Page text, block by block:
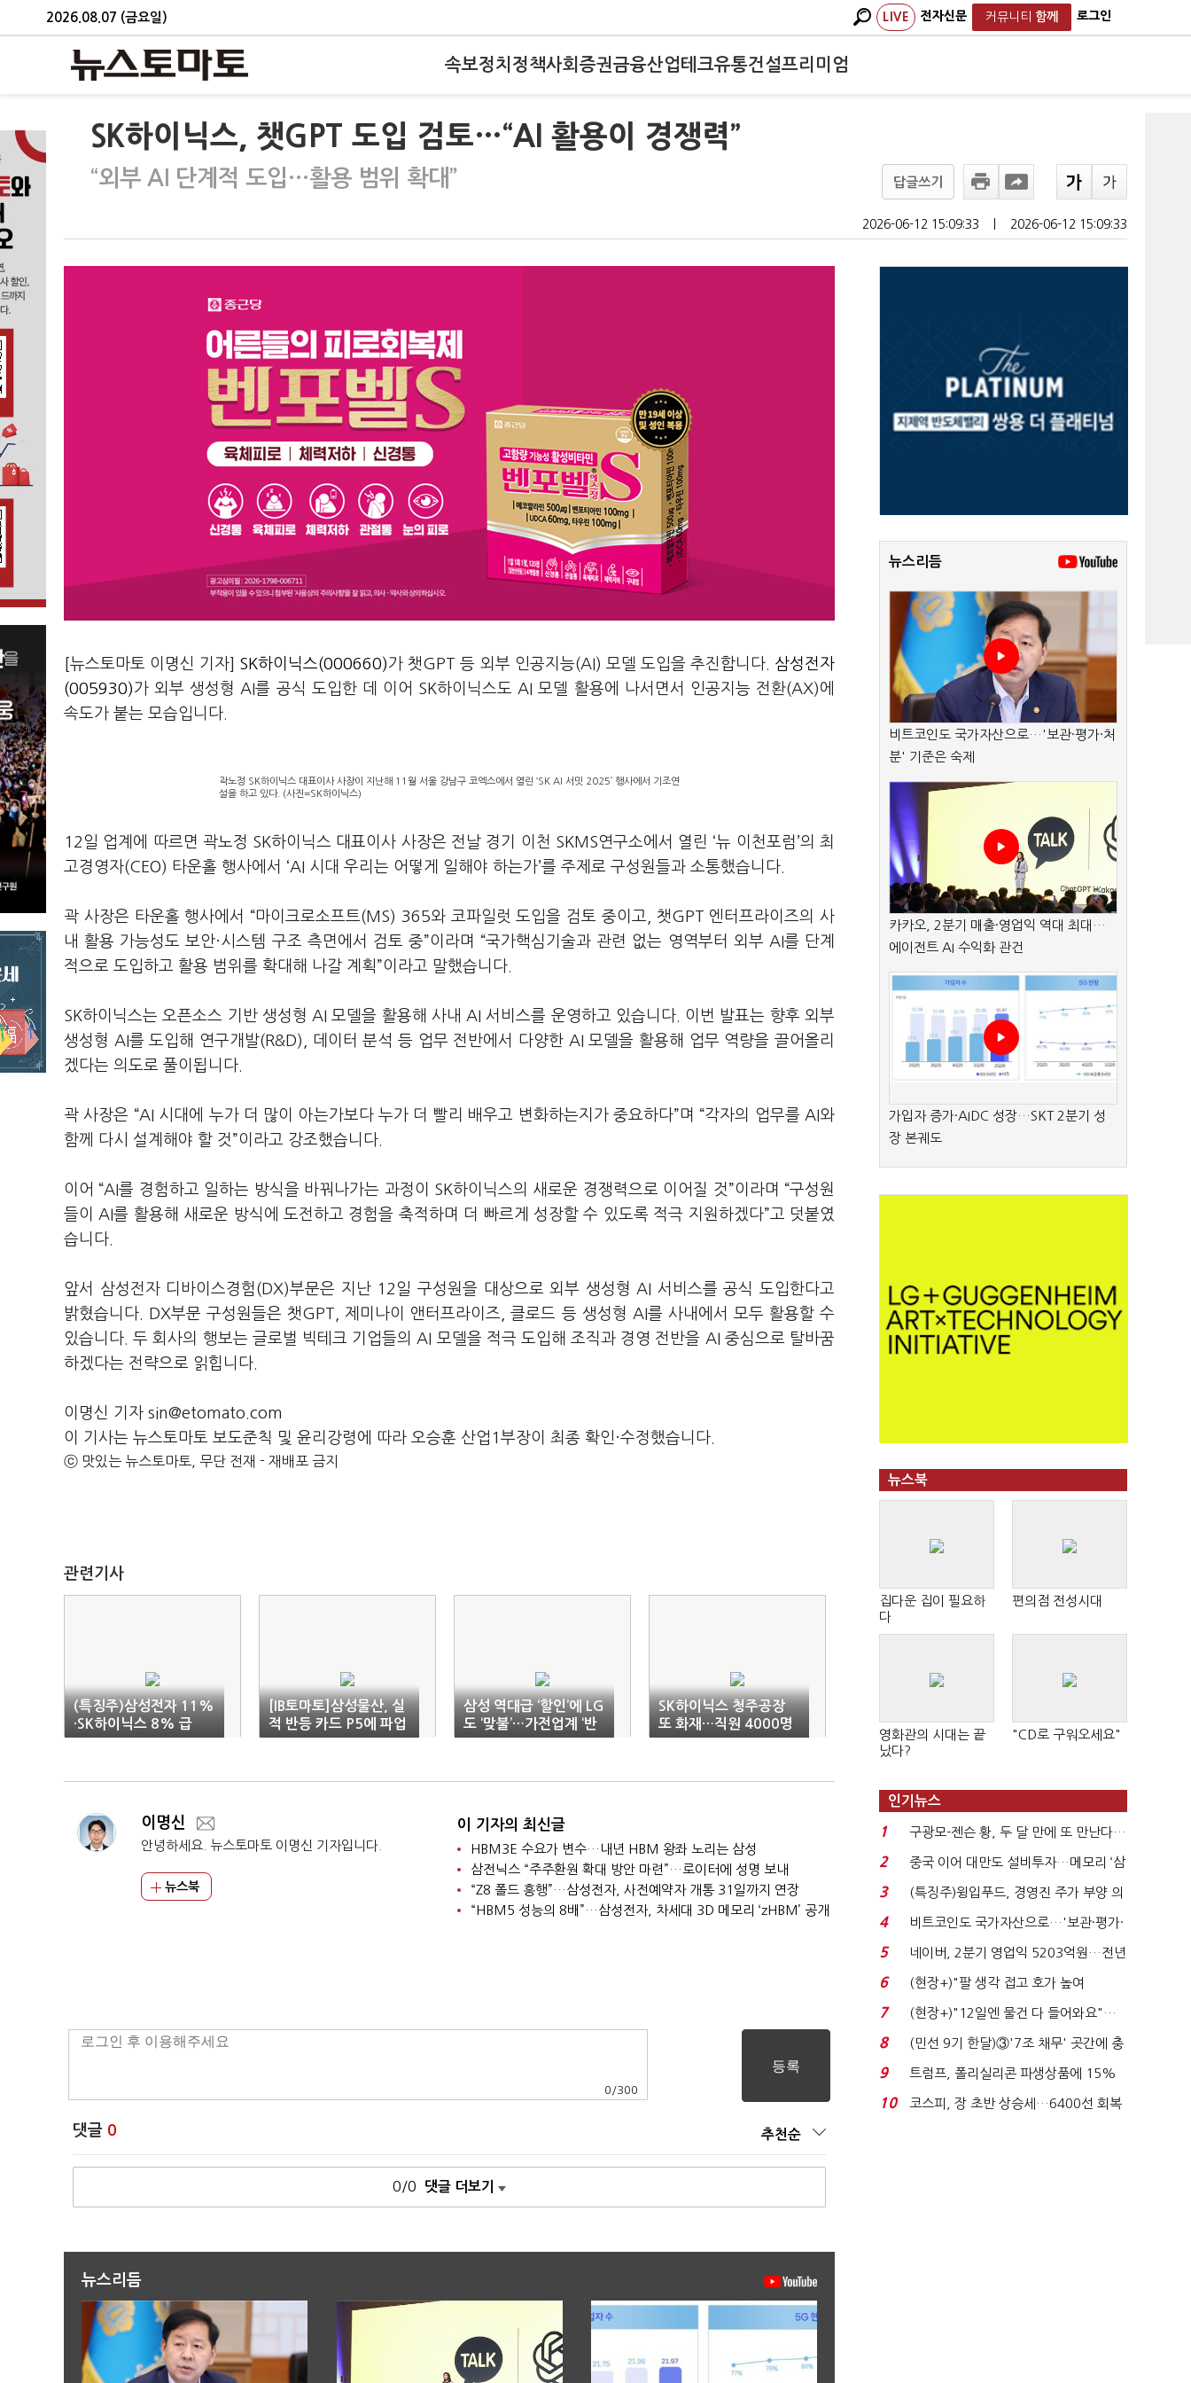
2026.08.07 (금요일) LIVE 전자신문 커뮤니티 함께 로그인
속보정치 정책사회 증권금융산업테크유통건설프리미엄
SK하이닉스, 챗GPT 도입 검토…“AI 활용이 경쟁력”
“외부 AI 단계적 도입…활용 범위 확대” 답글쓰기
2026-06-12 15:09:33 2026-06-12 15:09:33
[뉴스토마토 이명신 기자] SK하이닉스(000660)가 챗GPT 등 외부 인공지능(AI) 모델 도입을 추진합니다. 삼성전자
(005930)가 외부 생성형 AI를 공식 도입한 데 이어 SK하이닉스도 AI 모델 활용에 나서면서 인공지능 전환(AX)에
속도가 붙는 모습입니다.
곽노정 SK하이닉스 대표이사 사장이 지난해 11월 서울 강남구 코엑스에서 열린 ‘SK AI 서밋 2025’ 행사에서 기조연
설을 하고 있다. (사진=SK하이닉스)
12일 업계에 따르면 곽노정 SK하이닉스 대표이사 사장은 전날 경기 이천 SKMS연구소에서 열린 ‘뉴 이천포럼’의 최
고경영자(CEO) 타운홀 행사에서 ‘AI 시대 우리는 어떻게 일해야 하는가’를 주제로 구성원들과 소통했습니다.
곽 사장은 타운홀 행사에서 “마이크로소프트(MS) 365와 코파일럿 도입을 검토 중이고, 챗GPT 엔터프라이즈의 사
내 활용 가능성도 보안·시스템 구조 측면에서 검토 중”이라며 “국가핵심기술과 관련 없는 영역부터 외부 AI를 단계
적으로 도입하고 활용 범위를 확대해 나갈 계획”이라고 말했습니다.
SK하이닉스는 오픈소스 기반 생성형 AI 모델을 활용해 사내 AI 서비스를 운영하고 있습니다. 이번 발표는 향후 외부
생성형 AI를 도입해 연구개발(R&D), 데이터 분석 등 업무 전반에서 다양한 AI 모델을 활용해 업무 역량을 끌어올리
겠다는 의도로 풀이됩니다.
곽 사장은 “AI 시대에 누가 더 많이 아는가보다 누가 더 빨리 배우고 변화하는지가 중요하다”며 “각자의 업무를 AI와
함께 다시 설계해야 할 것”이라고 강조했습니다.
이어 “AI를 경험하고 일하는 방식을 바꿔나가는 과정이 SK하이닉스의 새로운 경쟁력으로 이어질 것”이라며 “구성원
들이 AI를 활용해 새로운 방식에 도전하고 경험을 축적하며 더 빠르게 성장할 수 있도록 적극 지원하겠다”고 덧붙였
습니다.
앞서 삼성전자 디바이스경험(DX)부문은 지난 12일 구성원을 대상으로 외부 생성형 AI 서비스를 공식 도입한다고
밝혔습니다. DX부문 구성원들은 챗GPT, 제미나이 앤터프라이즈, 클로드 등 생성형 AI를 사내에서 모두 활용할 수
있습니다. 두 회사의 행보는 글로벌 빅테크 기업들의 AI 모델을 적극 도입해 조직과 경영 전반을 AI 중심으로 탈바꿈
하겠다는 전략으로 읽힙니다.
이명신 기자 sin@etomato.com
이 기사는 뉴스토마토 보도준칙 및 윤리강령에 따라 오승훈 산업1부장이 최종 확인·수정했습니다.
ⓒ 맛있는 뉴스토마토, 무단 전재 - 재배포 금지
관련기사
(특징주)삼성전자 11%
·SK하이닉스 8% 급
등…미 반도체 랠리 훈
[IB토마토]삼성물산, 실
적 반등 카드 P5에 파업
암초…공기 지연 우려
삼성 역대급 ‘할인’에 LG
도 ‘맞불’…가전업계 ‘반
값 경쟁’
SK하이닉스 청주공장
또 화재…직원 4000명
대피
이명신
안녕하세요. 뉴스토마토 이명신 기자입니다.
뉴스북
이 기자의 최신글
HBM3E 수요가 변수…내년 HBM 왕좌 노리는 삼성
삼전닉스 “주주환원 확대 방안 마련”…로이터에 성명 보내
“Z8 폴드 흥행”…삼성전자, 사전예약자 개통 31일까지 연장
“HBM5 성능의 8배”…삼성전자, 차세대 3D 메모리 ‘zHBM’ 공개
0 /300
댓글 0 추천순
0/0 댓글 더보기
뉴스리듬
뉴스리듬
비트코인도 국가자산으로…'보관·평가·처
분' 기준은 숙제
카카오, 2분기 매출·영업익 역대 최대…
에이전트 AI 수익화 관건
가입자 증가·AIDC 성장…SKT 2분기 성
장 본궤도
뉴스북
집다운 집이 필요하
다
편의점 전성시대
영화관의 시대는 끝
났다?
"CD로 구워오세요"
인기뉴스
1
구광모-젠슨 황, 두 달 만에 또 만난다…
로봇·AI 등 논...
2
중국 이어 대만도 설비투자…메모리 ‘삼
국전쟁’
3
(특징주)윙입푸드, 경영진 주가 부양 의
지에 상한가...
4
비트코인도 국가자산으로…'보관·평가·
처분' 기준은 ...
5
네이버, 2분기 영업익 5203억원…전년
비 0.2% 감소...
6
(현장+)"팔 생각 접고 호가 높여
요"…'덜 똘똘한 한 채' 20...
7
(현장+)"12일엔 물건 다 들어와요"…
빈 매대 채우며 문 연 ...
8
(민선 9기 한달)③'7조 채무' 곳간에 충
격…추미애, 20년...
9
트럼프, 폴리실리콘 파생상품에 15%
관세…"미 산업 재건"...
10
코스피, 장 초반 상승세…6400선 회복